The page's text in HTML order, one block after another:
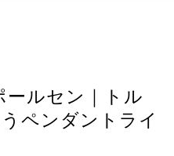
ールセン｜トル
ペンダントライ